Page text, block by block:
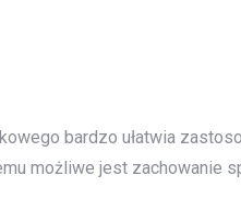
bardzo ułatwia
możliwe jest zachowanie